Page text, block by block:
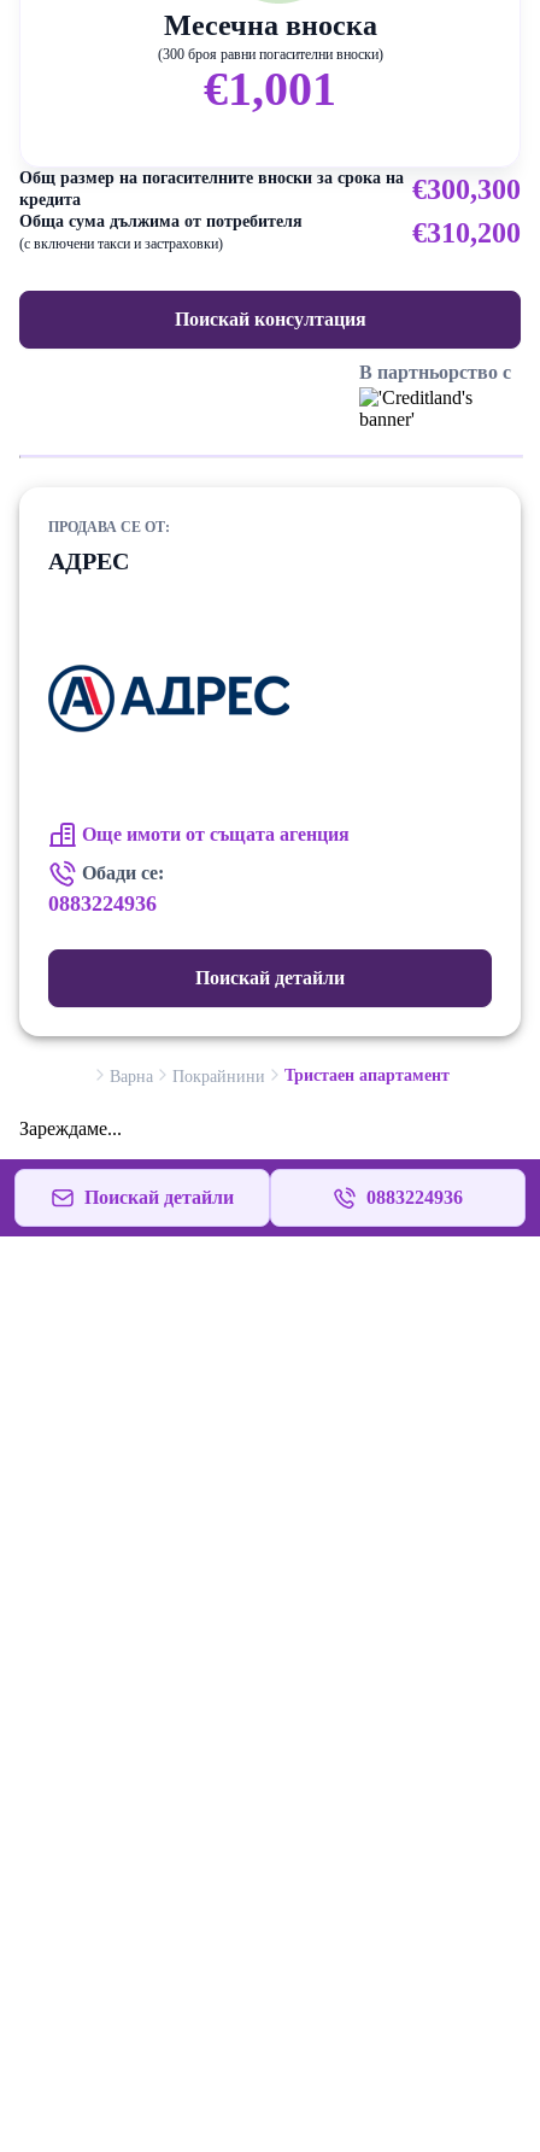
Месечна вноска
(300 броя равни погасителни вноски)
€1,001
Общ размер на погасителните вноски за срока на
кредита
€300,300
Обща сума дължима от потребителя
(с включени такси и застраховки) €310,200
Поискай консултация
В партньорство с
ПРОДАВА СЕ ОТ:
АДРЕС
Още имоти от същата агенция
Обади се:
0883224936
Поискай детайли
Варна Покрайнини Тристаен апартамент
Зареждаме...
Поискай детайли 0883224936